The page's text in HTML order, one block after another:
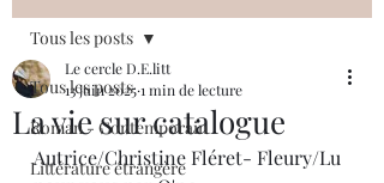
Tous les posts
Roman - Contemporain
Littérature étrangère
Tous les posts
La vie sur catalogue
Le cercle D.E.litt
13 juin 20251 min de lecture
Autrice/Christine Fléret- Fleury/Lu